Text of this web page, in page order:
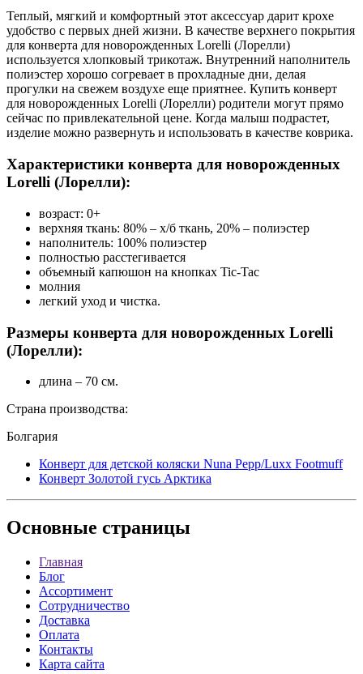
Теплый, мягкий и комфортный этот аксессуар дарит крохе
удобство с первых дней жизни. В качестве верхнего покрытия
для конверта для новорожденных Lorelli (Лорелли)
используется хлопковый трикотаж. Внутренний наполнитель
полиэстер хорошо согревает в прохладные дни, делая
прогулки на свежем воздухе еще приятнее. Купить конверт
для новорожденных Lorelli (Лорелли) родители могут прямо
сейчас по привлекательной цене. Когда малыш подрастет,
изделие можно развернуть и использовать в качестве коврика.
Характеристики конверта для новорожденных
Lorelli (Лорелли):
возраст: 0+
верхняя ткань: 80% – х/б ткань, 20% – полиэстер
наполнитель: 100% полиэстер
полностью расстегивается
объемный капюшон на кнопках Tic-Tac
молния
легкий уход и чистка.
Размеры конверта для новорожденных Lorelli
(Лорелли):
длина – 70 см.
Страна производства:
Болгария
Конверт для детской коляски Nuna Pepp/Luxx Footmuff
Конверт Золотой гусь Арктика
Основные страницы
Главная
Блог
Ассортимент
Сотрудничество
Доставка
Оплата
Контакты
Карта сайта